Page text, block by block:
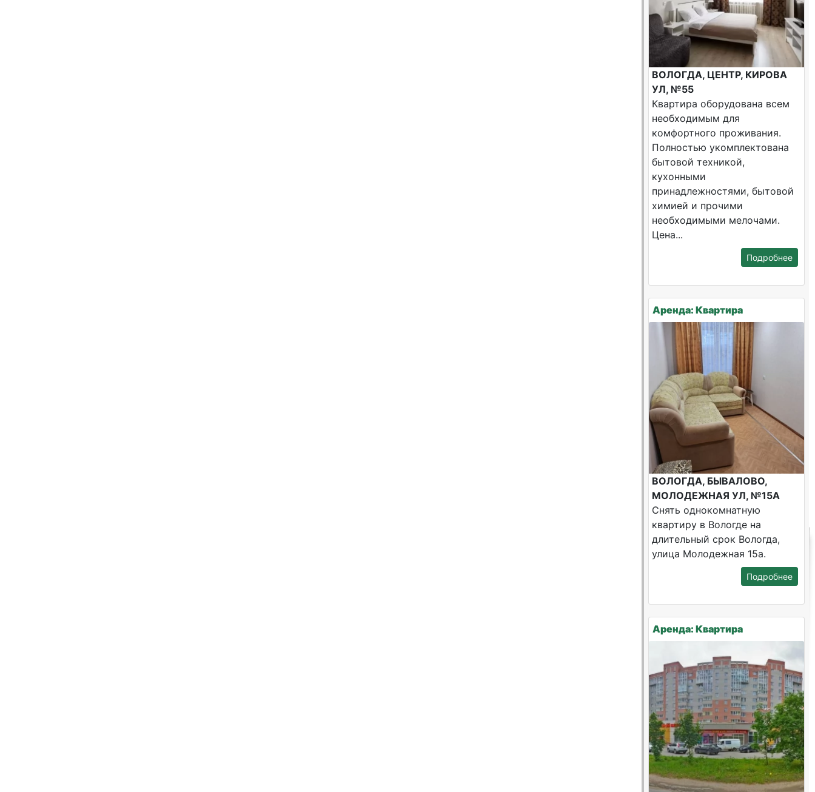
ВОЛОГДА, ЦЕНТР, КИРОВА
УЛ, №55
Квартира оборудована всем
необходимым для
комфортного проживания.
Полностью укомплектована
бытовой техникой,
кухонными
принадлежностями, бытовой
химией и прочими
необходимыми мелочами.
Цена...
Подробнее
Аренда: Квартира
ВОЛОГДА, БЫВАЛОВО,
МОЛОДЕЖНАЯ УЛ, №15А
Снять однокомнатную
квартиру в Вологде на
длительный срок Вологда,
улица Молодежная 15а.
Подробнее
Аренда: Квартира